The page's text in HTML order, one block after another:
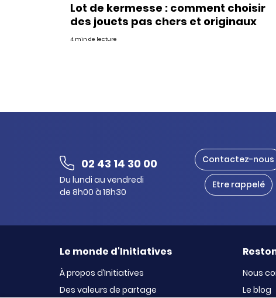
Lot de kermesse : comment choisir
des jouets pas chers et originaux
4 min de lecture
02 43 14 30 00
Du lundi au vendredi
de 8h00 à 18h30
Contactez-nous
Etre rappelé
Le monde d'Initiatives
À propos d’Initiatives
Des valeurs de partage
Nous
Le blog